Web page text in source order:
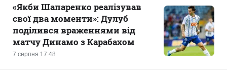
7 серпня 17:48
«Якби Шапаренко реалізував
свої два моменти»: Дулуб
поділився враженнями від
матчу Динамо з Карабахом